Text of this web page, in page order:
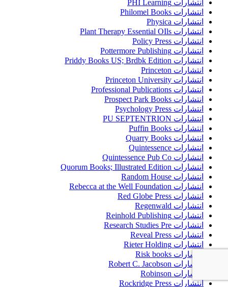
انتشارات PHI Learning
انتشارات Philomel Books
انتشارات Physica
انتشارات Plant Therapy Essential OIls
انتشارات Policy Press
انتشارات Pottermore Publishing
انتشارات Priddy Books US; Brdbk Edition
انتشارات Princeton
انتشارات Princeton University
انتشارات Professional Publications
انتشارات Prospect Park Books
انتشارات Psychology Press
انتشارات PU SEPTENTRION
انتشارات Puffin Books
انتشارات Quarry Books
انتشارات Quintessence
انتشارات Quintessence Pub Co
انتشارات Quorum Books; Illustrated Edition
انتشارات Random House
انتشارات Rebecca at the Well Foundation
انتشارات Red Globe Press
انتشارات Regenwald
انتشارات Reinhold Publishing
انتشارات Research Studies Pre
انتشارات Reveal Press
انتشارات Rieter Holding
انتشارات Risk books
انتشارات Robert C. Jacobson
انتشارات Robinson
انتشارات Rockridge Press